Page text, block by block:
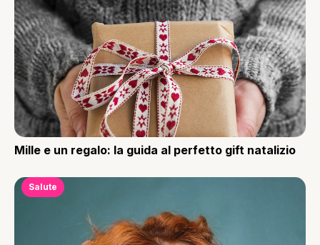
Mille e un regalo: la guida al perfetto gift natalizio
Salute